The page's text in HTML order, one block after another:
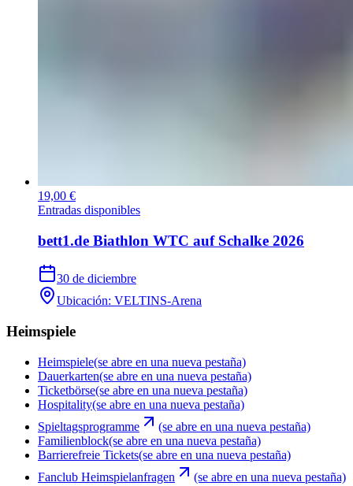
19,00 €
Entradas disponibles
bett1.de Biathlon WTC auf Schalke 2026
30 de diciembre
Ubicación: VELTINS-Arena
Heimspiele
Heimspiele(se abre en una nueva pestaña)
Dauerkarten(se abre en una nueva pestaña)
Ticketbörse(se abre en una nueva pestaña)
Hospitality(se abre en una nueva pestaña)
Spieltagsprogramme
(se abre en una nueva pestaña)
Familienblock(se abre en una nueva pestaña)
Barrierefreie Tickets(se abre en una nueva pestaña)
Fanclub Heimspielanfragen
(se abre en una nueva pestaña)